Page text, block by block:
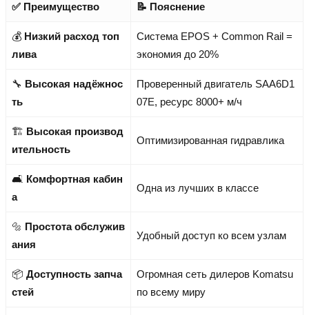
✅ Преимущество 📝 Пояснение
💰 Низкий расход топ
лива
Система EPOS + Common Rail =
экономия до 20%
🔧 Высокая надёжнос
ть
Проверенный двигатель SAA6D1
07E, ресурс 8000+ м/ч
🏗️ Высокая производ
ительность
Оптимизированная гидравлика
🛋️ Комфортная кабин
а
Одна из лучших в классе
🔩 Простота обслужив
ания
Удобный доступ ко всем узлам
📦 Доступность запча
стей
Огромная сеть дилеров Komatsu
по всему миру